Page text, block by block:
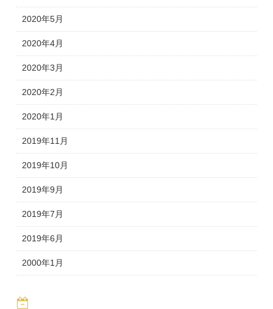
2020年5月
2020年4月
2020年3月
2020年2月
2020年1月
2019年11月
2019年10月
2019年9月
2019年7月
2019年6月
2000年1月